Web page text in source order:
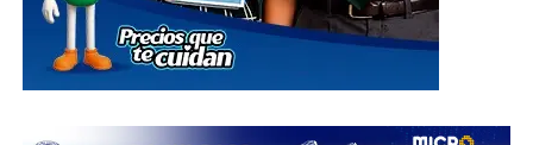
Guanajuato; así como en las instalaciones de los 46
Sistemas DIF Municipales del estado, donde las
donaciones podrán entregarse del 1 al 10 de julio, en un